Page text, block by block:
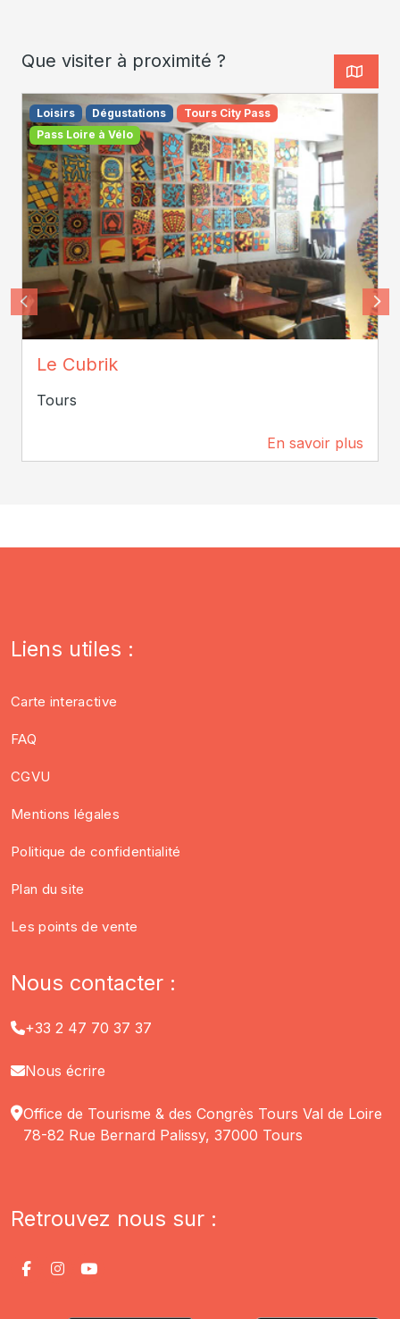
Que visiter à proximité ?
Loisirs Dégustations
Tours City Pass
Pass Loire à Vélo
Le Cubrik
Tours
En savoir plus
Liens utiles :
Carte interactive
FAQ
CGVU
Mentions légales
Politique de confidentialité
Plan du site
Les points de vente
Nous contacter :
+33 2 47 70 37 37
Nous écrire
Office de Tourisme & des Congrès Tours Val de Loire
78-82 Rue Bernard Palissy, 37000 Tours
Retrouvez nous sur :